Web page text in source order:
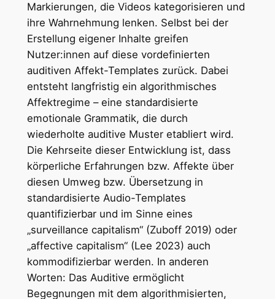
Markierungen, die Videos kategorisieren und
ihre Wahrnehmung lenken. Selbst bei der
Erstellung eigener Inhalte greifen
Nutzer:innen auf diese vordefinierten
auditiven Affekt-Templates zurück. Dabei
entsteht langfristig ein algorithmisches
Affektregime – eine standardisierte
emotionale Grammatik, die durch
wiederholte auditive Muster etabliert wird.
Die Kehrseite dieser Entwicklung ist, dass
körperliche Erfahrungen bzw. Affekte über
diesen Umweg bzw. Übersetzung in
standardisierte Audio-Templates
quantifizierbar und im Sinne eines
„surveillance capitalism“ (Zuboff 2019) oder
„affective capitalism“ (Lee 2023) auch
kommodifizierbar werden. In anderen
Worten: Das Auditive ermöglicht
Begegnungen mit dem algorithmisierten,